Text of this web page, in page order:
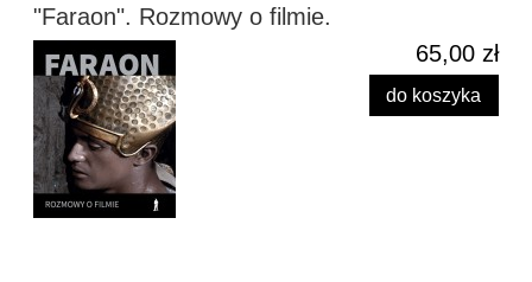
"Faraon". Rozmowy o filmie.
65,00 zł
do koszyka